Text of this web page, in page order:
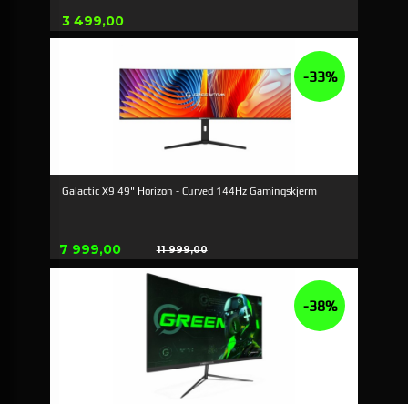
Pris
3 499,00
Galactic X9 49" Horizon - Curved 144Hz Gamingskjerm
Tilbud
7 999,00 11 999,00
Rabatt
-33%
-38%